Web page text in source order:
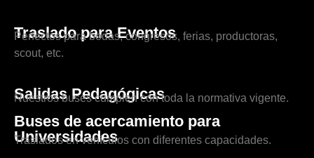
Traslado para Eventos
Perfectos para bodas, congresos, ferias, productoras,
scout, etc.
Salidas Pedagógicas
Nuestros buses cumplen con toda la normativa vigente.
Buses de acercamiento para
Universidades
Traslados en vehículos con diferentes capacidades.